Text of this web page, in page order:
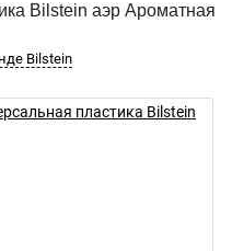
Bilstein аэр Ароматная
Bilstein